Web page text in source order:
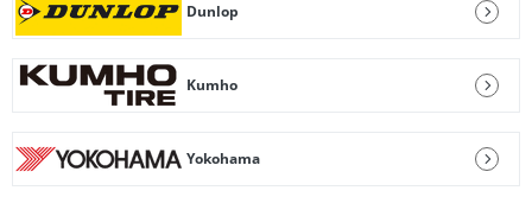
Dunlop
Kumho
Yokohama